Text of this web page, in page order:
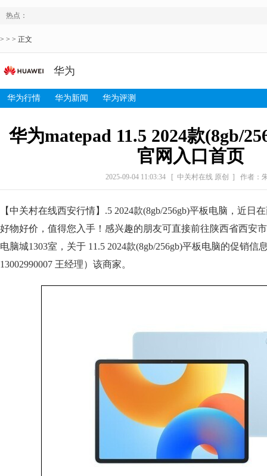
热点：
> > > 正文
华为
华为行情 华为新闻 华为评测
华为matepad 11.5 2024款(8gb/
官网入口首页
2025-09-04 11:03:34 [ 中关村在线 原创 ] 作者：
【中关村在线西安行情】.5 2024款(8gb/256gb)平板电脑，近日
好物好价，值得您入手！感兴趣的朋友可直接前往陕西省西安
电脑城1303室，关于 11.5 2024款(8gb/256gb)平板电脑的促销信
13002990007 王经理）该商家。